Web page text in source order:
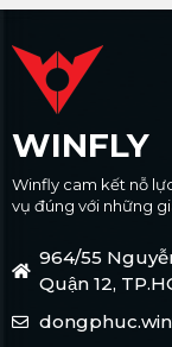
WINFLY
Winfly cam kết nỗ
vụ đúng với những
964/55
Quận 12,